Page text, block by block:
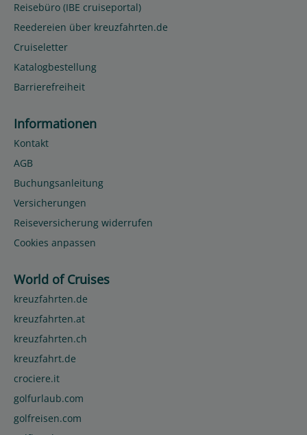
Reisebüro (IBE cruiseportal)
Reedereien über kreuzfahrten.de
Cruiseletter
Katalogbestellung
Barrierefreiheit
Informationen
Kontakt
AGB
Buchungsanleitung
Versicherungen
Reiseversicherung widerrufen
Cookies anpassen
World of Cruises
kreuzfahrten.de
kreuzfahrten.at
kreuzfahrten.ch
kreuzfahrt.de
crociere.it
golfurlaub.com
golfreisen.com